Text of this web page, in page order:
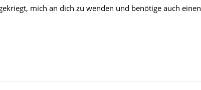
mich an dich zu wenden und benötige auch einen